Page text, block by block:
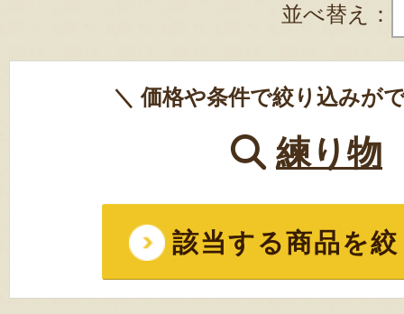
並べ替え：
＼ 価格や条件で絞り込みが
練り物
該当する商品を